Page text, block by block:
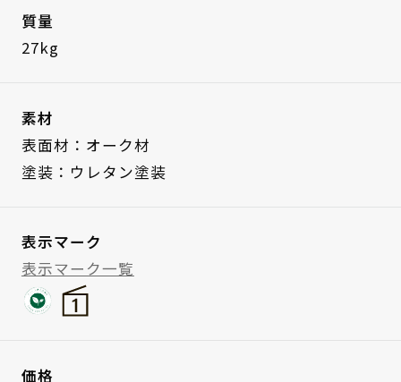
質量
27kg
素材
表面材：オーク材
塗装：ウレタン塗装
表示マーク
表示マーク一覧
価格